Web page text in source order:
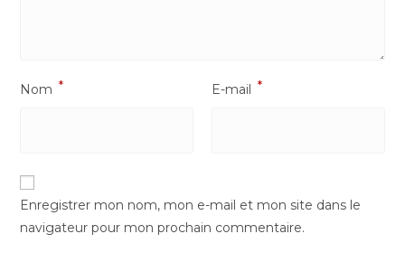
Nom * E-mail *
Enregistrer mon nom, mon e-mail et mon site dans le
navigateur pour mon prochain commentaire.